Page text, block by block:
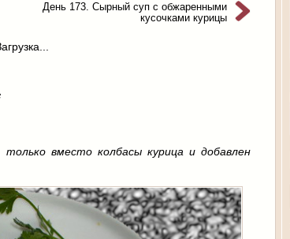
День 173. Сырный суп с обжаренными
кусочками курицы
, только вместо колбасы курица и добавлен